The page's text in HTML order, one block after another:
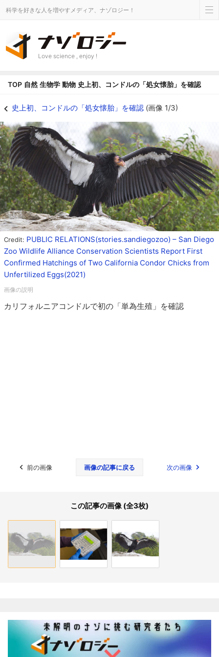
科学を好きな人を増やすメディア、ナゾロジー！
Love science , enjoy !
TOP 自然 生物学 動物 史上初、コンドルの「処女懐胎」を確認
史上初、コンドルの「処女懐胎」を確認 (画像 1/3)
Credit: PUBLIC RELATIONS(stories.sandiegozoo) – San Diego
Zoo Wildlife Alliance Conservation Scientists Report First
Confirmed Hatchings of Two California Condor Chicks from
Unfertilized Eggs(2021)
カリフォルニアコンドルで初の「単為生殖」を確認
前の画像 画像の記事に戻る 次の画像
この記事の画像 (全3枚)